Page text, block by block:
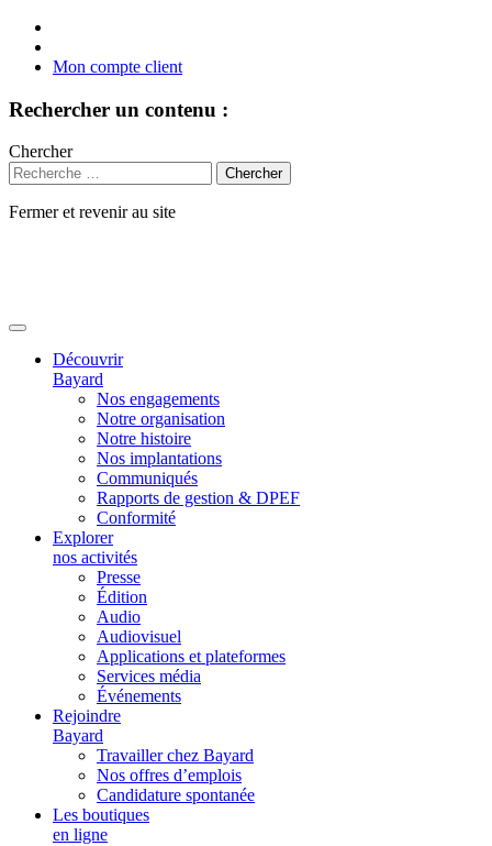
Mon compte client
Rechercher un contenu :
Chercher
Fermer et revenir au site
Découvrir
Bayard
Nos engagements
Notre organisation
Notre histoire
Nos implantations
Communiqués
Rapports de gestion & DPEF
Conformité
Explorer
nos activités
Presse
Édition
Audio
Audiovisuel
Applications et plateformes
Services média
Événements
Rejoindre
Bayard
Travailler chez Bayard
Nos offres d’emplois
Candidature spontanée
Les boutiques
en ligne